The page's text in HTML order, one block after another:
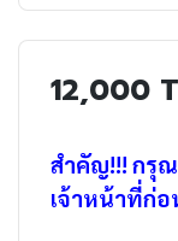
12,000
สำคัญ!!! กรุ
เจ้าหน้าที่ก่อ